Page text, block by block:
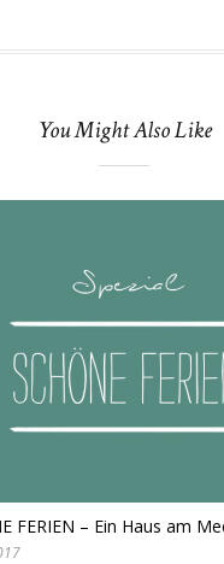
You Might Also Like
FERIEN – Ein Haus am